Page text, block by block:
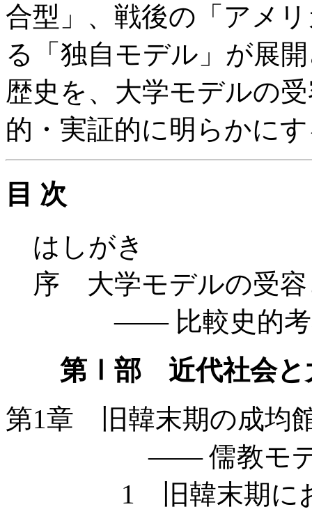
合型」、戦後の「アメ
る「独自モデル」が展
歴史を、大学モデルの
的・実証的に明らかに
目 次
はしがき
序 大学モデルの受容
—— 比較史的考
第Ⅰ部 近代社会と
第1章 旧韓末期の成均
—— 儒教モデル
1 旧韓末期におけ